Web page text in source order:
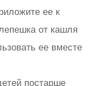
ее к
от кашля
ее вместе
постарше